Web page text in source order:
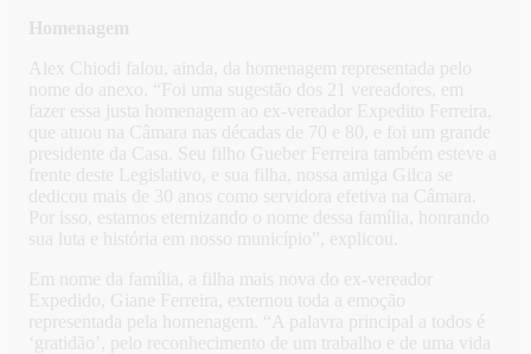
Homenagem
Alex Chiodi falou, ainda, da homenagem representada pelo
nome do anexo. “Foi uma sugestão dos 21 vereadores, em
fazer essa justa homenagem ao ex-vereador Expedito Ferreira,
que atuou na Câmara nas décadas de 70 e 80, e foi um grande
presidente da Casa. Seu filho Gueber Ferreira também esteve a
frente deste Legislativo, e sua filha, nossa amiga Gilca se
dedicou mais de 30 anos como servidora efetiva na Câmara.
Por isso, estamos eternizando o nome dessa família, honrando
sua luta e história em nosso município”, explicou.
Em nome da família, a filha mais nova do ex-vereador
Expedido, Giane Ferreira, externou toda a emoção
representada pela homenagem. “A palavra principal a todos é
‘gratidão’, pelo reconhecimento de um trabalho e de uma vida